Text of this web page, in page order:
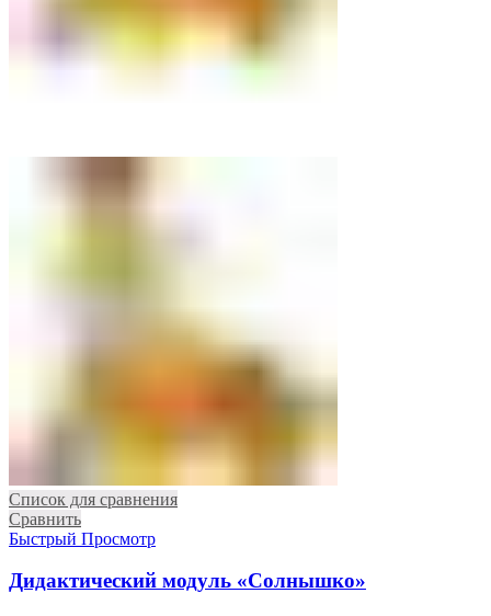
Список для сравнения
Сравнить
Быстрый Просмотр
Дидактический модуль «Солнышко»